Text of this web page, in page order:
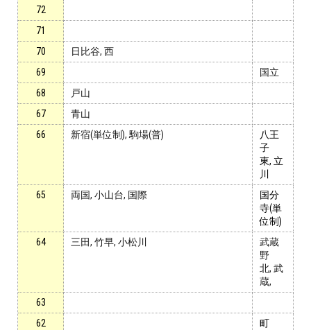
72
71
70
日比谷, 西
69
国立
68
戸山
67
青山
66
新宿(単位制), 駒場(普)
八王
子
東, 立
川
65
両国, 小山台, 国際
国分
寺(単
位制)
64
三田, 竹早, 小松川
武蔵
野
北, 武
蔵,
63
62
町